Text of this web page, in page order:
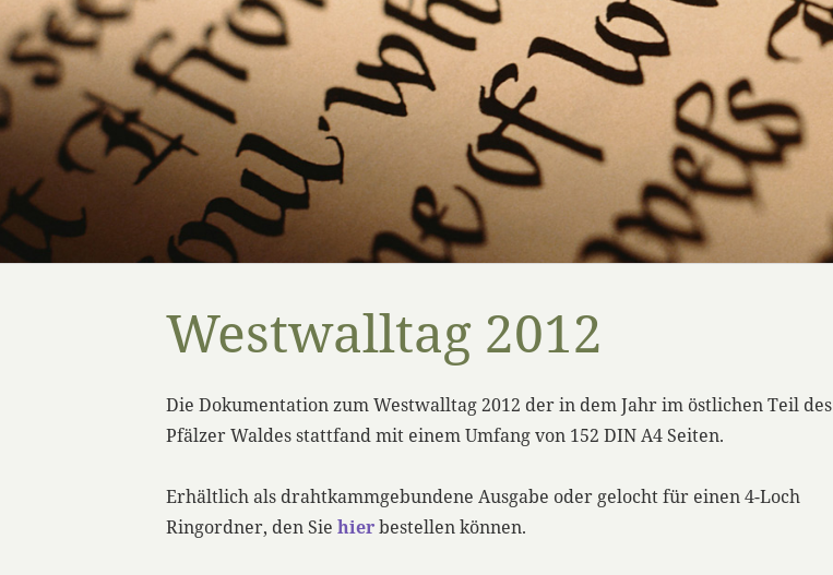
Westwalltag 2012
Die Dokumentation zum Westwalltag 2012 der in dem Jahr im östlichen Teil des
Pfälzer Waldes stattfand mit einem Umfang von 152 DIN A4 Seiten.
Erhältlich als drahtkammgebundene Ausgabe oder gelocht für einen 4-Loch
Ringordner, den Sie hierbestellen können.